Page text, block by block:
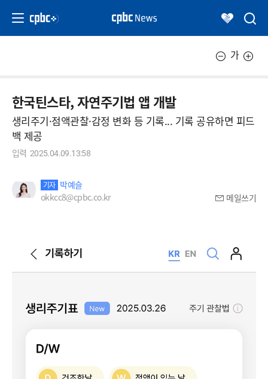
가
한국틴스타, 자연주기법 앱 개발
생리주기·점액관찰·감정 변화 등 기록... 기록 공유하면 피드
백 제공
입력 2025.04.09.13:58
기자 박예슬
okkcc8@cpbc.co.kr
메일쓰기